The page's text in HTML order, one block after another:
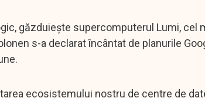
găzduiește supercomputerul Lumi, cel
s-a declarat încântat de planurile
ecosistemului nostru de centre de